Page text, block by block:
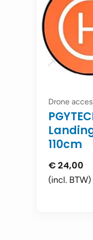
Drone
110cm
€ 24,00
(incl. BTW)